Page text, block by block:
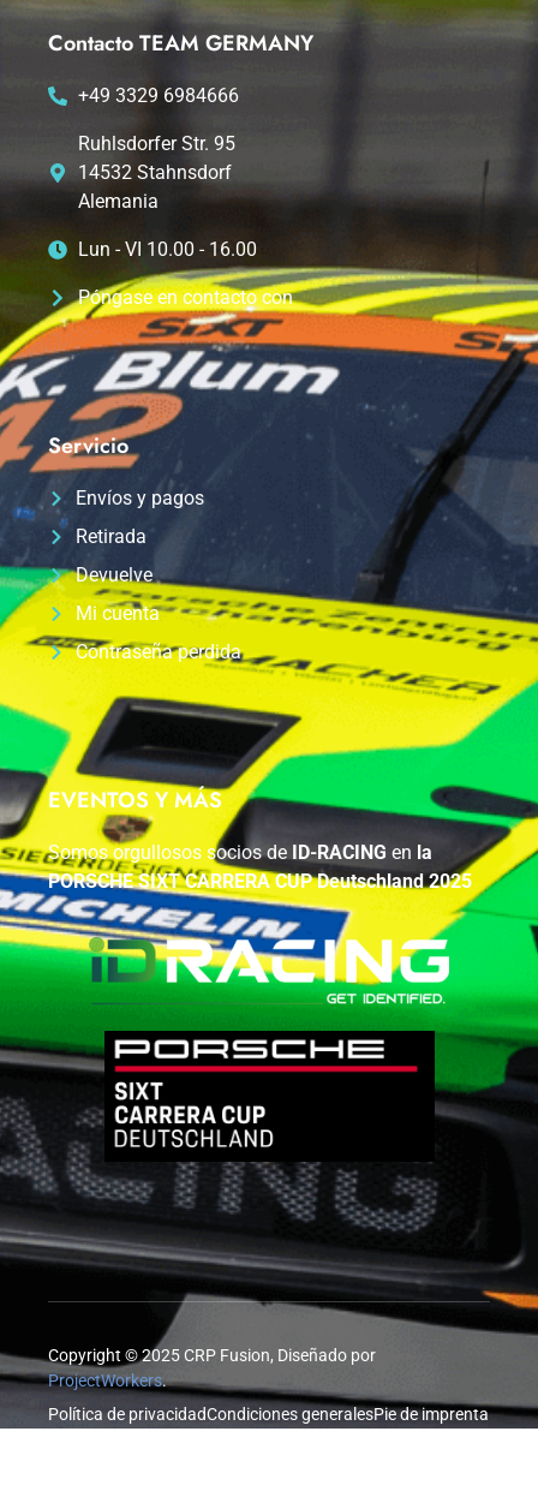
Contacto TEAM GERMANY
+49 3329 6984666
Ruhlsdorfer Str. 95
14532 Stahnsdorf
Alemania
Lun - VI 10.00 - 16.00
Póngase en contacto con
Servicio
Envíos y pagos
Retirada
Devuelve
Mi cuenta
Contraseña perdida
EVENTOS Y MÁS
Somos orgullosos socios de ID-RACING en la
PORSCHE SIXT CARRERA CUP Deutschland 2025
Copyright © 2025 CRP Fusion, Diseñado por
ProjectWorkers.
Política de privacidadCondiciones generalesPie de imprenta